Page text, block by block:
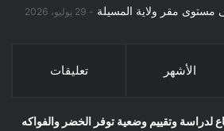
مستوى مقر ولاية المسيلة 29 يوليو، 2026
الأشهر تعليقات
لدراسة وتقييم وضعية توفر الخضر والفواكه